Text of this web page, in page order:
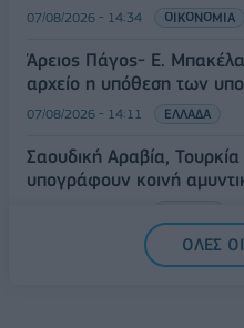
07/08/2026 - 14:34 ΟΙΚΟΝΟΜΙΑ
Άρειος Πάγος- Ε.
αρχείο η υπόθεση των
07/08/2026 - 14:11 ΕΛΛΑΔΑ
Σαουδική Αραβία,
υπογράφουν κοινή
ΟΛΕΣ